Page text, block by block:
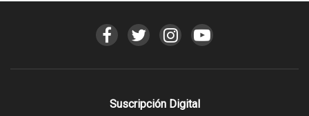
Suscripción Digital